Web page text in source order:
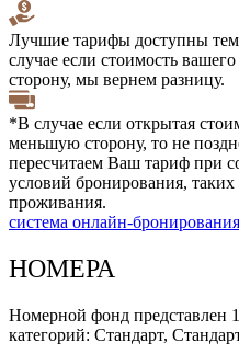
Лучшие тарифы доступны
случае если стоимость
сторону, мы вернем разницу.
*В случае если открытая
меньшую сторону, то не
пересчитаем Ваш тариф при
условий бронирования,
проживания.
система онлайн-бронирования
НОМЕРА
Номерной фонд представлен
категорий: Стандарт,